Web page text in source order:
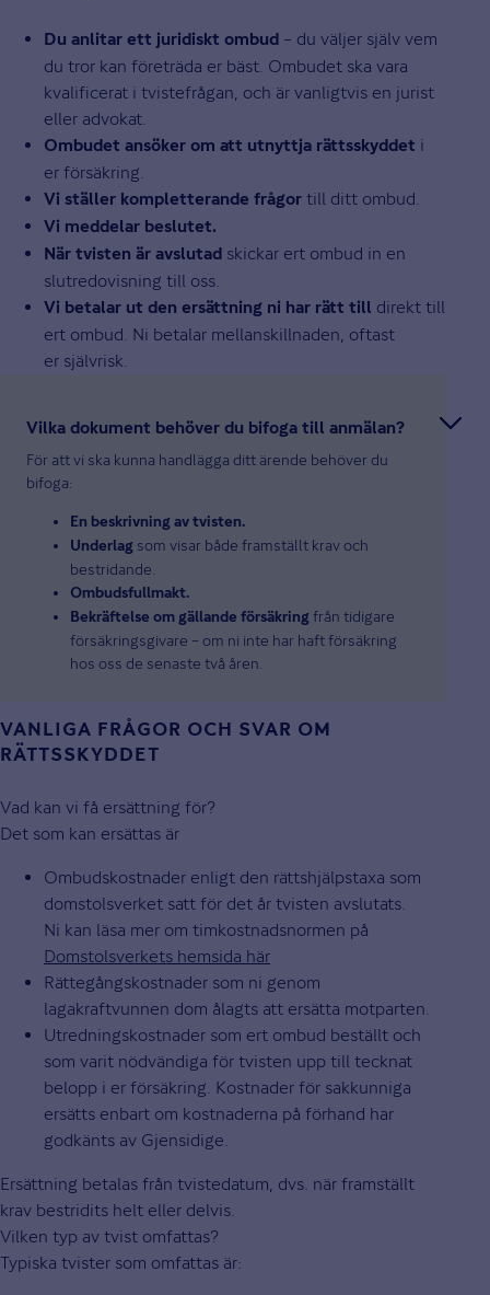
Du anlitar ett juridiskt ombud – du väljer själv vem
du tror kan företräda er bäst. Ombudet ska vara
kvalificerat i tvistefrågan, och är vanligtvis en jurist
eller advokat.
Ombudet ansöker om att utnyttja rättsskyddet i
er försäkring.
Vi ställer kompletterande frågor till ditt ombud.
Vi meddelar beslutet.
När tvisten är avslutad skickar ert ombud in en
slutredovisning till oss.
Vi betalar ut den ersättning ni har rätt till direkt till
ert ombud. Ni betalar mellanskillnaden, oftast
er självrisk.
Vilka dokument behöver du bifoga till anmälan?
För att vi ska kunna handlägga ditt ärende behöver du
bifoga:
En beskrivning av tvisten.
Underlag som visar både framställt krav och
bestridande.
Ombudsfullmakt.
Bekräftelse om gällande försäkring från tidigare
försäkringsgivare – om ni inte har haft försäkring
hos oss de senaste två åren.
VANLIGA FRÅGOR OCH SVAR OM
RÄTTSSKYDDET
Vad kan vi få ersättning för?
Det som kan ersättas är
Ombudskostnader enligt den rättshjälpstaxa som
domstolsverket satt för det år tvisten avslutats.
Ni kan läsa mer om timkostnadsnormen på
Domstolsverkets hemsida här
Rättegångskostnader som ni genom
lagakraftvunnen dom ålagts att ersätta motparten.
Utredningskostnader som ert ombud beställt och
som varit nödvändiga för tvisten upp till tecknat
belopp i er försäkring. Kostnader för sakkunniga
ersätts enbart om kostnaderna på förhand har
godkänts av Gjensidige.
Ersättning betalas från tvistedatum, dvs. när framställt
krav bestridits helt eller delvis.
Vilken typ av tvist omfattas?
Typiska tvister som omfattas är: